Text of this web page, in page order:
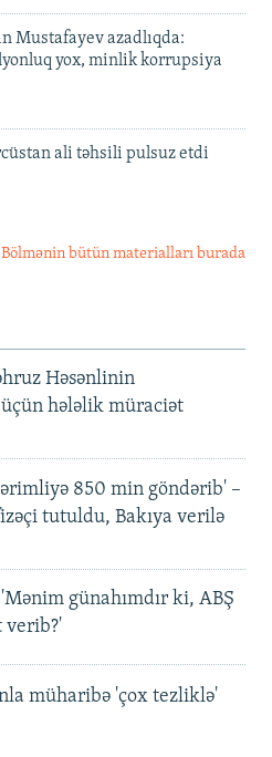
Mustafayev azadlıqda:
yox, minlik korrupsiya
ali təhsili pulsuz etdi
Bölmənin bütün materialları burada
Həsənlinin
hələlik müraciət
850 min göndərib' –
tutuldu, Bakıya verilə
günahımdır ki, ABŞ
verib?'
müharibə 'çox tezliklə'